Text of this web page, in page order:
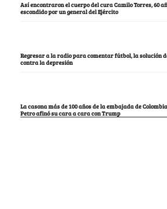
Así encontraron el cuerpo del cura Camilo Torres, 60
escondido por un general del Ejército
Regresar a la radio para comentar fútbol, la solución
contra la depresión
La casona más de 100 años de la embajada de
Petro afinó su cara a cara con Trump